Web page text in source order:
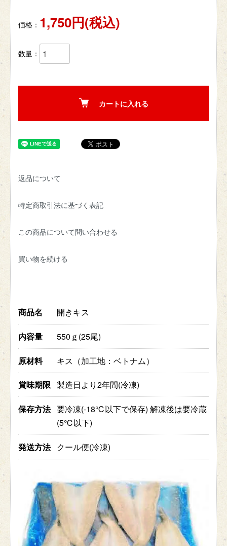
価格： 1,750円(税込)
数量：
カートに入れる
返品について
特定商取引法に基づく表記
この商品について問い合わせる
買い物を続ける
商品名 開きキス
内容量 550ｇ(25尾)
原材料 キス（加工地：ベトナム）
賞味期限 製造日より2年間(冷凍)
保存方法 要冷凍(-18℃以下で保存) 解凍後は要冷蔵
(5℃以下)
発送方法 クール便(冷凍)